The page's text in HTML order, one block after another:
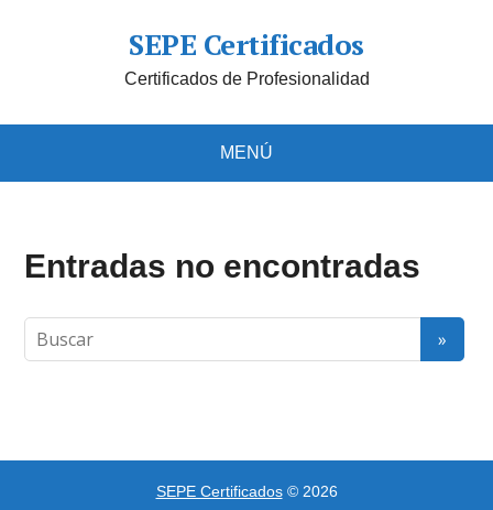
SEPE Certificados
Certificados de Profesionalidad
MENÚ
Entradas no encontradas
SEPE Certificados© 2026